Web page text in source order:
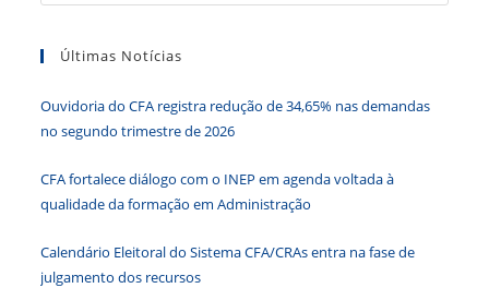
k
Últimas Notícias
Ouvidoria do CFA registra redução de 34,65% nas demandas
no segundo trimestre de 2026
CFA fortalece diálogo com o INEP em agenda voltada à
qualidade da formação em Administração
Calendário Eleitoral do Sistema CFA/CRAs entra na fase de
julgamento dos recursos